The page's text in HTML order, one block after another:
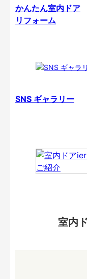
かんたん室内ドア
リフォーム
SNS ギャラリー
室内